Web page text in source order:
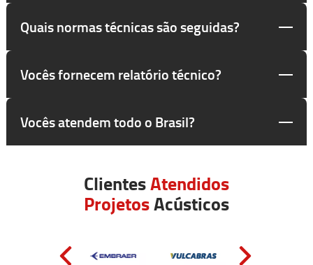
Quais normas técnicas são seguidas?
Vocês fornecem relatório técnico?
Vocês atendem todo o Brasil?
ClientesAtendidos
ProjetosAcústicos